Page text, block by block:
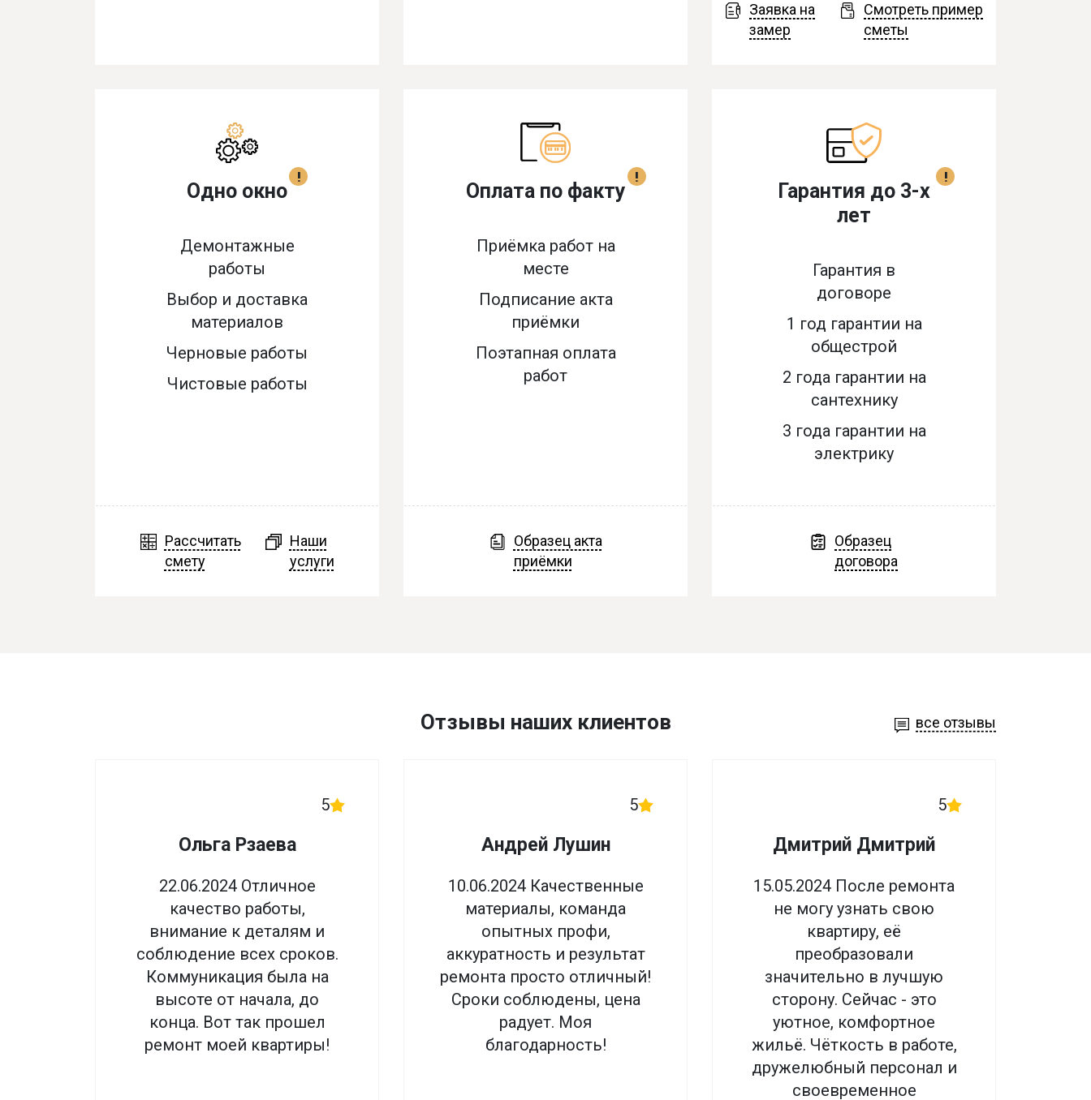
Заявка на
замер
Смотреть пример
сметы
Одно окно
!
Демонтажные
работы
Выбор и доставка
материалов
Черновые работы
Чистовые работы
Рассчитать
смету
Наши
услуги
Оплата по факту
!
Приёмка работ на
месте
Подписание акта
приёмки
Поэтапная оплата
работ
Образец акта
приёмки
Гарантия до 3-х
лет
!
Гарантия в
договоре
1 год гарантии на
общестрой
2 года гарантии на
сантехнику
3 года гарантии на
электрику
Образец
договора
Отзывы наших клиентов все отзывы
5
Ольга Рзаева
22.06.2024 Отличное
качество работы,
внимание к деталям и
соблюдение всех сроков.
Коммуникация была на
высоте от начала, до
конца. Вот так прошел
ремонт моей квартиры!
5
Андрей Лушин
10.06.2024 Качественные
материалы, команда
опытных профи,
аккуратность и результат
ремонта просто отличный!
Сроки соблюдены, цена
радует. Моя
благодарность!
5
Дмитрий Дмитрий
15.05.2024 После ремонта
не могу узнать свою
квартиру, её
преобразовали
значительно в лучшую
сторону. Сейчас - это
уютное, комфортное
жильё. Чёткость в работе,
дружелюбный персонал и
своевременное